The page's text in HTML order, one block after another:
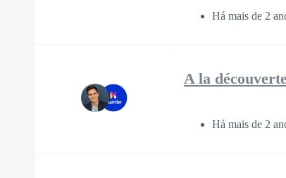
Há mais de 2
A la
Há mais de 2